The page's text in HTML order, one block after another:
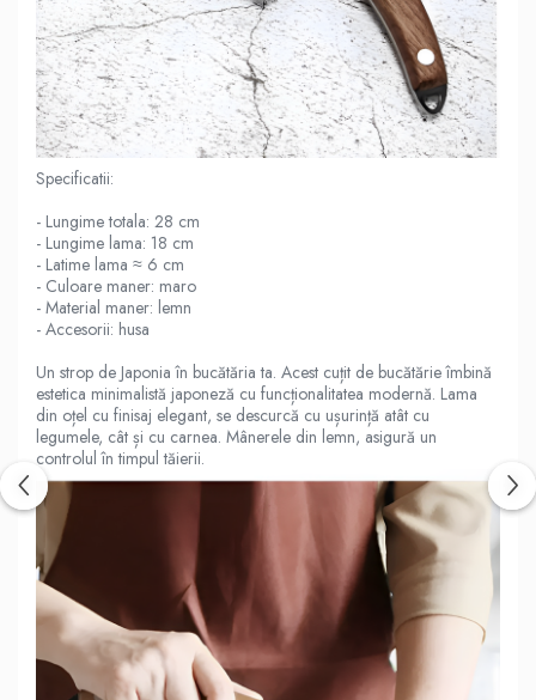
Specificatii:
- Lungime totala: 28 cm
- Lungime lama: 18 cm
- Latime lama ≈ 6 cm
- Culoare maner: maro
- Material maner: lemn
- Accesorii: husa
Un strop de Japonia în bucătăria ta. Acest cuțit de bucătărie îmbină
estetica minimalistă japoneză cu funcționalitatea modernă. Lama
din oțel cu finisaj elegant, se descurcă cu ușurință atât cu
legumele, cât și cu carnea. Mânerele din lemn, asigură un
controlul în timpul tăierii.